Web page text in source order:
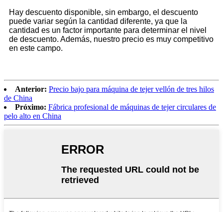
Hay descuento disponible, sin embargo, el descuento
puede variar según la cantidad diferente, ya que la
cantidad es un factor importante para determinar el nivel
de descuento. Además, nuestro precio es muy competitivo
en este campo.
Anterior: Precio bajo para máquina de tejer vellón de tres hilos
de China
Próximo: Fábrica profesional de máquinas de tejer circulares de
pelo alto en China